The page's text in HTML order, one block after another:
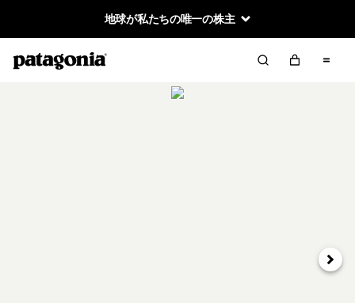
地球が私たちの唯一の株主
次へ